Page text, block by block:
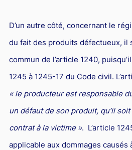
D’un autre côté, concernant le
du fait des produits défectueux, il
commun de l’article 1240,
1245 à 1245-17 du Code civil.
« le producteur est responsable
un défaut de son produit, qu’il
contrat à la victime ». L’article
applicable aux dommages causés